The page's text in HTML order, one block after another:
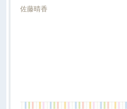
佐藤晴香